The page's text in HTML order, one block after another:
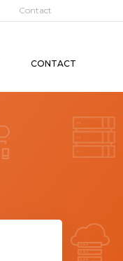
Contact
CONTACT